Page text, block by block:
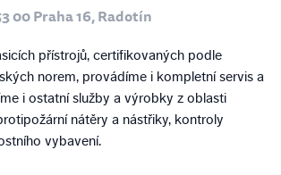
00 Praha 16, Radotín
přístrojů, certifikovaných podle
norem, provádíme i kompletní servis a
i ostatní služby a výrobky z oblasti
nátěry a nástřiky, kontroly
vybavení.